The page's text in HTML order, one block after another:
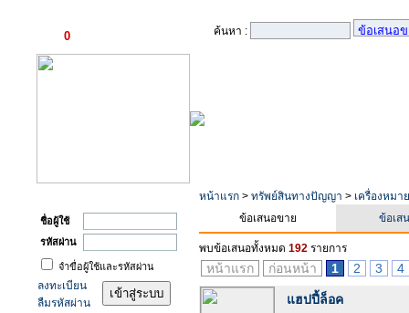
0
ค้นหา :
ชื่อผู้ใช้
รหัสผ่าน
จำขื่อผู้ใช้และรหัสผ่าน
ลงทะเบียน
ลืมรหัสผ่าน
หน้าแรก > ทรัพย์สินทางปัญญา > เครื่องหมา
ข้อเสนอขาย
ข้อเส
พบข้อเสนอทั้งหมด 192 รายการ
หน้าแรก ก่อนหน้า 1 2 3 4
แฮปปี้ล็อค